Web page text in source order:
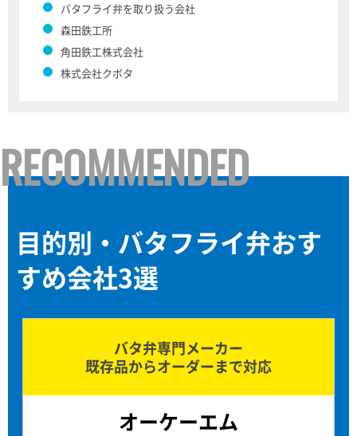
バタフライ弁を取り扱う会社
森田鉄工所
角田鉄工株式会社
株式会社クボタ
RECOMMENDED
目的別・バタフライ弁おす
すめ会社3選
バタ弁専門メーカー
既存品からオーダーまで対応
オーケーエム